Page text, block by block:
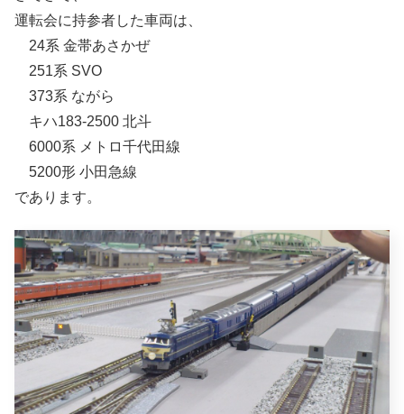
運転会に持参者した車両は、
24系 金帯あさかぜ
251系 SVO
373系 ながら
キハ183-2500 北斗
6000系 メトロ千代田線
5200形 小田急線
であります。